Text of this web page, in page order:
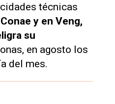
técnicas
y en Veng,
su
en agosto los
del mes.